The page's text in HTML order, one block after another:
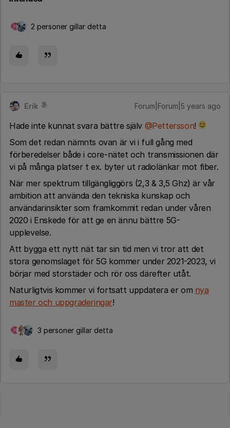
P 2 personer gillar detta
Erik Forum|Forum|5 years ago
Hade inte kunnat svara bättre själv @Pettersson!
Som det redan nämnts ovan är vi i full gång med
förberedelser både i core-nätet och transmissionen där
vi på många platser t ex. byter ut radiolänkar mot fiber.
När mer spektrum tillgängliggörs (2,3 & 3,5 Ghz) är vår
ambition att använda den tekniska kunskap och
användarinsikter som framkommit redan under våren
2020 i Enskede för att ge en ännu bättre 5G-
upplevelse.
Att bygga ett nytt nät tar sin tid men vi tror att det
stora genomslaget för 5G kommer under 2021-2023, vi
börjar med storstäder och rör oss därefter utåt.
Naturligtvis kommer vi fortsatt uppdatera er om nya
master och uppgraderingar!
P 3 personer gillar detta